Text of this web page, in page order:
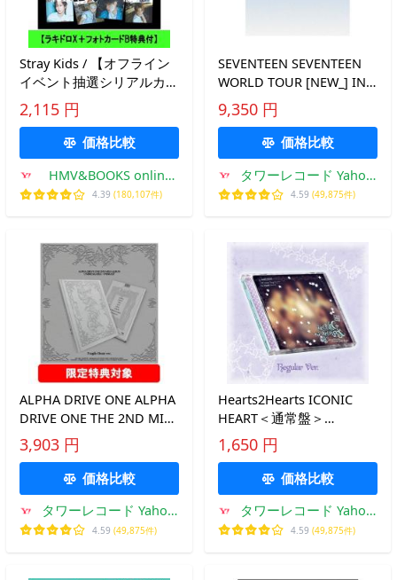
Stray Kids / 【オフライン
イベント抽選シリアルカー
ド付与】 THIS &amp;
THAT ( &amp; VER.) (ラン
ダムカバー・バージョン)
2,115 円
価格比較
HMV&BOOKS online
Yahoo!店
4.39 (180,107件)
SEVENTEEN SEVENTEEN
WORLD TOUR [NEW_] IN
JAPAN ［デジタルコードカ
ード］ Accessories ※特典
9,350 円
価格比較
タワーレコード Yahoo!
店
4.59 (49,875件)
ALPHA DRIVE ONE ALPHA
DRIVE ONE THE 2ND MINI
ALBUM 'UNBREAKABLE :
少年BEAST' (Fragile Beast
Ver.)＜日本限定特典 CD ※
特典あり
3,903 円
価格比較
タワーレコード Yahoo!
店
4.59 (49,875件)
Hearts2Hearts ICONIC
HEART＜通常盤＞
12cmCD Single ※特典あり
1,650 円
価格比較
タワーレコード Yahoo!
店
4.59 (49,875件)